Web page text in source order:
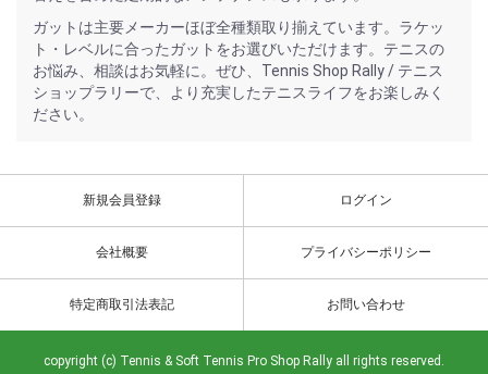
ガットは主要メーカーほぼ全種類取り揃えています。ラケッ
ト・レベルに合ったガットをお選びいただけます。テニスの
お悩み、相談はお気軽に。ぜひ、Tennis Shop Rally / テニス
ショップラリーで、より充実したテニスライフをお楽しみく
ださい。
新規会員登録 ログイン
会社概要 プライバシーポリシー
特定商取引法表記 お問い合わせ
copyright (c) Tennis & Soft Tennis Pro Shop Rally all rights reserved.